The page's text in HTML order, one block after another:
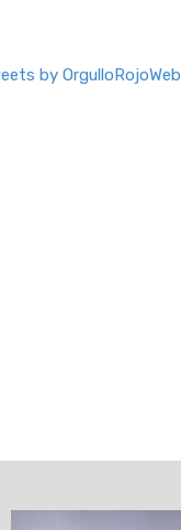
by OrgulloRojoWeb